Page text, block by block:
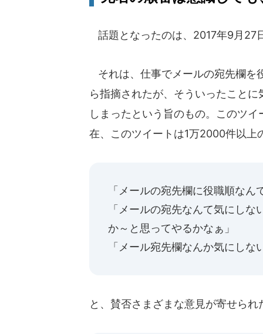
話題となったのは、2017年9月27
それは、仕事でメールの宛先欄を
ら指摘されたが、そういったこと
しまったという旨のもの。このツ
在、このツイートは1万2000件以上
「メールの宛先欄に役職順なん
「メールの宛先なんて気にし
か～と思ってやるかなぁ」
「メール宛先欄なんか気にしな
と、賛否さまざまな意見が寄せられ